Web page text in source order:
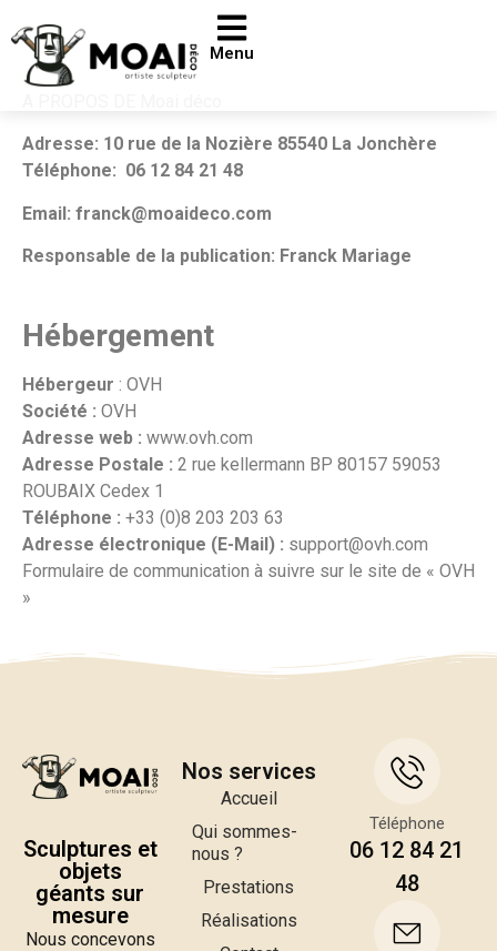
Menu
Adresse: 10 rue de la Nozière 85540 La Jonchère
Téléphone: 06 12 84 21 48
Email: franck@moaideco.com
Responsable de la publication: Franck Mariage
Hébergement
Hébergeur : OVH
Société : OVH
Adresse web : www.ovh.com
Adresse Postale : 2 rue kellermann BP 80157 59053
ROUBAIX Cedex 1
Téléphone : +33 (0)8 203 203 63
Adresse électronique (E-Mail) : support@ovh.com
Formulaire de communication à suivre sur le site de « OVH
»
Sculptures et
objets
géants sur
mesure
Nous concevons
Nos services
Accueil
Qui sommes-
nous ?
Prestations
Réalisations
Téléphone
06 12 84 21
48